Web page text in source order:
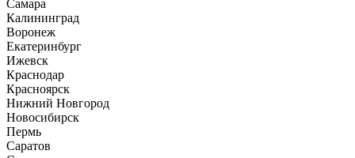
Самара
Калининград
Воронеж
Екатеринбург
Ижевск
Краснодар
Красноярск
Нижний Новгород
Новосибирск
Пермь
Саратов